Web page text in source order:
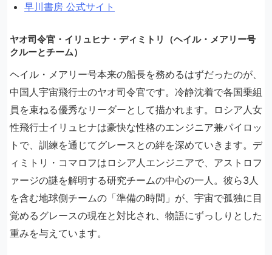
早川書房 公式サイト
ヤオ司令官・イリュヒナ・ディミトリ（ヘイル・メアリー号
クルーとチーム）
ヘイル・メアリー号本来の船長を務めるはずだったのが、
中国人宇宙飛行士のヤオ司令官です。冷静沈着で各国乗組
員を束ねる優秀なリーダーとして描かれます。ロシア人女
性飛行士イリュヒナは豪快な性格のエンジニア兼パイロッ
トで、訓練を通じてグレースとの絆を深めていきます。デ
ィミトリ・コマロフはロシア人エンジニアで、アストロフ
ァージの謎を解明する研究チームの中心の一人。彼ら3人
を含む地球側チームの「準備の時間」が、宇宙で孤独に目
覚めるグレースの現在と対比され、物語にずっしりとした
重みを与えています。